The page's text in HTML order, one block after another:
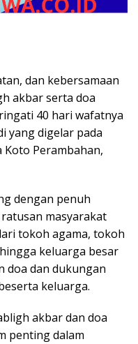
dan kebersamaan
akbar serta doa
40 hari wafatnya
yang digelar pada
Koto Perambahan,
dengan penuh
masyarakat
tokoh agama, tokoh
keluarga besar
doa dan dukungan
keluarga.
akbar dan doa
penting dalam